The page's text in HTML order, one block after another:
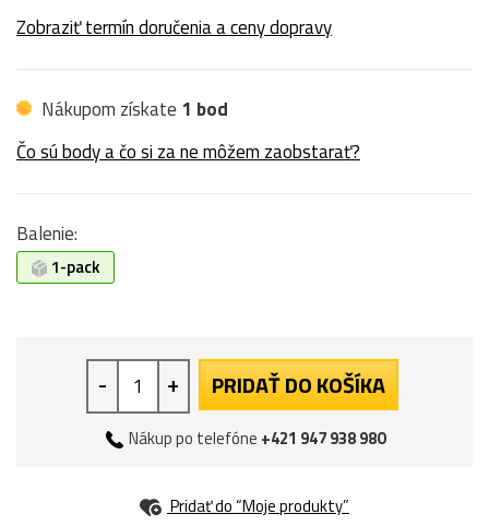
Zobraziť termín doručenia a ceny dopravy
Nákupom získate 1 bod
Čo sú body a čo si za ne môžem zaobstarať?
Balenie:
1-pack
- + PRIDAŤ DO KOŠÍKA
Nákup po telefóne +421 947 938 980
Pridať do “Moje produkty”